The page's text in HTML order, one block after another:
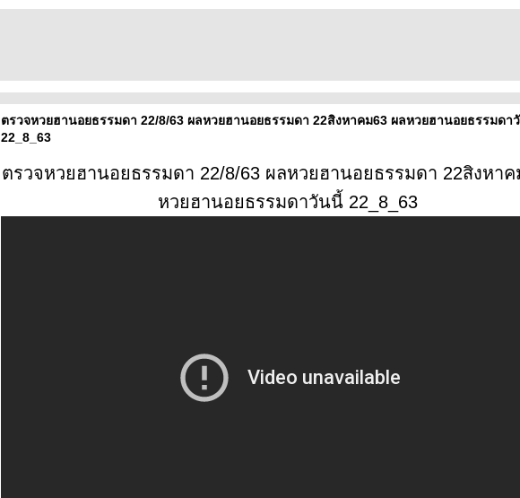
ตรวจหวยฮานอยธรรมดา 22/8/63 ผลหวยฮานอยธรรมดา 22สิงหาคม63 ผลหวยฮานอยธรรมดา
22_8_63
ตรวจหวยฮานอยธรรมดา 22/8/63 ผลหวยฮานอยธรรมดา 22สิงหาค
หวยฮานอยธรรมดาวันนี้ 22_8_63